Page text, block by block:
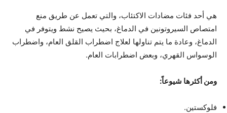
هي أحد فئات مضادات الاكتئاب، والتي تعمل عن طريق منع
امتصاص السيروتونين في الدماغ، بحيث يصيح نشط ويتوفر في
الدماغ، وعادة ما يتم تناولها لعلاج اضطراب القلق العام، واضطراب
الوسواس القهري، وبعض اضطرابات العام.
ومن أكثرها شيوعاً:
فلوكستين.